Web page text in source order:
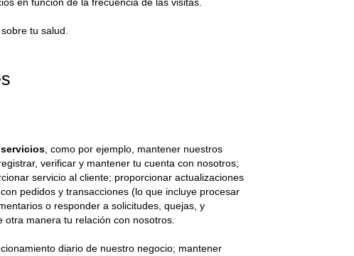
tu salud.
, como por ejemplo, mantener nuestros
verificar y mantener tu cuenta con nosotros;
servicio al cliente; proporcionar actualizaciones
pedidos y transacciones (lo que incluye procesar
o responder a solicitudes, quejas, y
manera tu relación con nosotros.
diario de nuestro negocio; mantener